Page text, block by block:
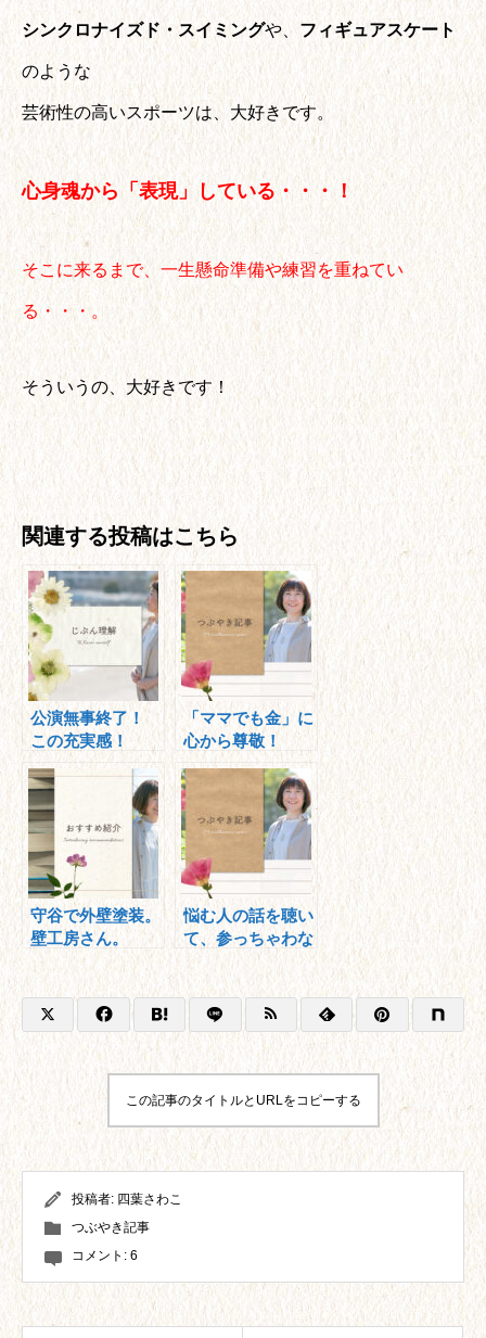
シンクロナイズド・スイミングや、 フィギュアスケート
のような
芸術性の高いスポーツは、大好きです。
心身魂から「表現」している・・・！
そこに来るまで、一生懸命準備や練習を重ねてい
る・・・。
そういうの、大好きです！
関連する投稿はこちら
公演無事終了！
この充実感！
「ママでも金」に
心から尊敬！
守谷で外壁塗装。
壁工房さん。
悩む人の話を聴い
て、参っちゃわな
いの？
この記事のタイトルとURLをコピーする
投稿者: 四葉さわこ
つぶやき記事
コメント: 6